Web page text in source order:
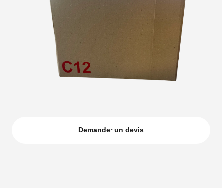
Demander un devis